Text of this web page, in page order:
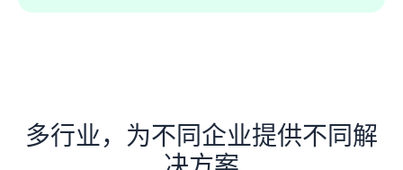
多行业，为不同企业提供不同解